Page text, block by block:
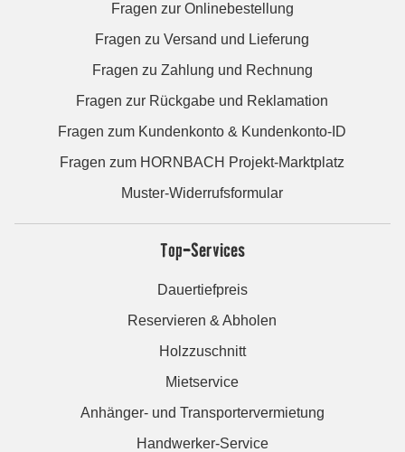
Fragen zur Onlinebestellung
Fragen zu Versand und Lieferung
Fragen zu Zahlung und Rechnung
Fragen zur Rückgabe und Reklamation
Fragen zum Kundenkonto & Kundenkonto-ID
Fragen zum HORNBACH Projekt-Marktplatz
Muster-Widerrufsformular
Top-Services
Dauertiefpreis
Reservieren & Abholen
Holzzuschnitt
Mietservice
Anhänger- und Transportervermietung
Handwerker-Service